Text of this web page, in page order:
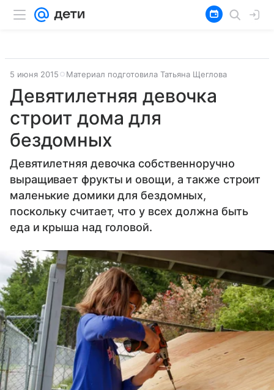
5 июня 2015 Материал подготовила Татьяна Щеглова
Девятилетняя девочка
строит дома для
бездомных
Девятилетняя девочка собственноручно
выращивает фрукты и овощи, а также строит
маленькие домики для бездомных,
поскольку считает, что у всех должна быть
еда и крыша над головой.